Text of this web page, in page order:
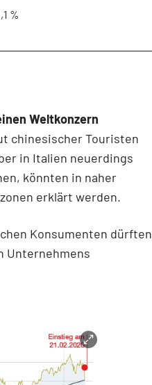
%
Weltkonzern
chinesischer Touristen
in Italien neuerdings
könnten in naher
erklärt werden.
Konsumenten dürften
Unternehmens